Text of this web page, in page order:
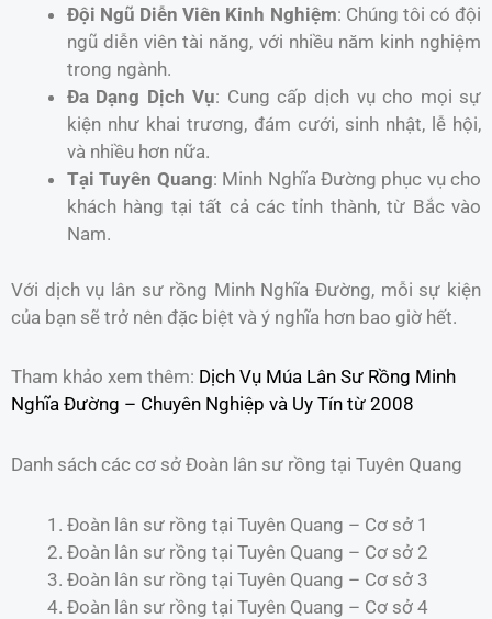
Đội Ngũ Diễn Viên Kinh Nghiệm: Chúng tôi có đội
ngũ diễn viên tài năng, với nhiều năm kinh nghiệm
trong ngành.
Đa Dạng Dịch Vụ: Cung cấp dịch vụ cho mọi sự
kiện như khai trương, đám cưới, sinh nhật, lễ hội,
và nhiều hơn nữa.
Tại Tuyên Quang: Minh Nghĩa Đường phục vụ cho
khách hàng tại tất cả các tỉnh thành, từ Bắc vào
Nam.
Với dịch vụ lân sư rồng Minh Nghĩa Đường, mỗi sự kiện
của bạn sẽ trở nên đặc biệt và ý nghĩa hơn bao giờ hết.
Tham khảo xem thêm: Dịch Vụ Múa Lân Sư Rồng Minh
Nghĩa Đường – Chuyên Nghiệp và Uy Tín từ 2008
Danh sách các cơ sở Đoàn lân sư rồng tại Tuyên Quang
Đoàn lân sư rồng tại Tuyên Quang – Cơ sở 1
Đoàn lân sư rồng tại Tuyên Quang – Cơ sở 2
Đoàn lân sư rồng tại Tuyên Quang – Cơ sở 3
Đoàn lân sư rồng tại Tuyên Quang – Cơ sở 4